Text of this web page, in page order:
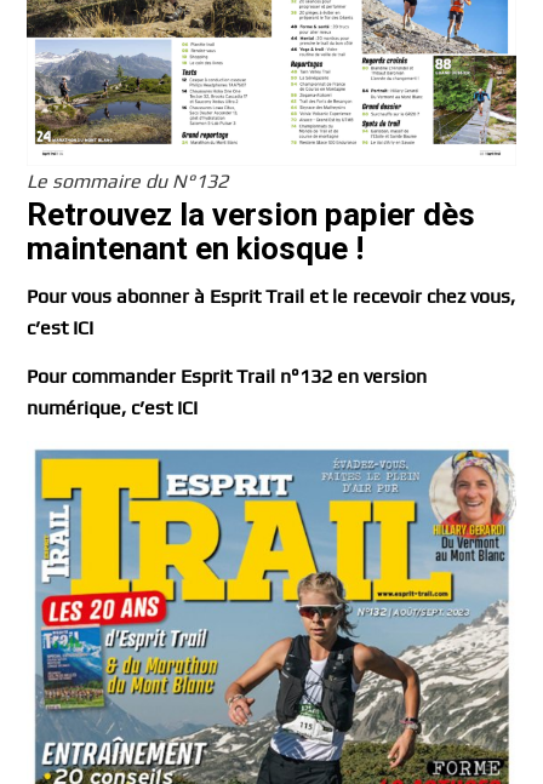
Le sommaire du N°132
Retrouvez la version papier dès
maintenant en kiosque !
Pour vous abonner à Esprit Trail et le recevoir chez vous,
c’est ICI
Pour commander Esprit Trail n°132 en version
numérique, c’est ICI